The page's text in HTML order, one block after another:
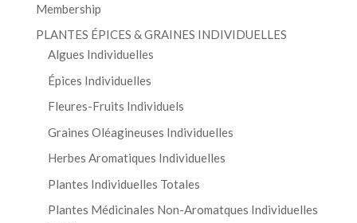
Membership
PLANTES ÉPICES & GRAINES INDIVIDUELLES
Algues Individuelles
Épices Individuelles
Fleures-Fruits Individuels
Graines Oléagineuses Individuelles
Herbes Aromatiques Individuelles
Plantes Individuelles Totales
Plantes Médicinales Non-Aromatques Individuelles